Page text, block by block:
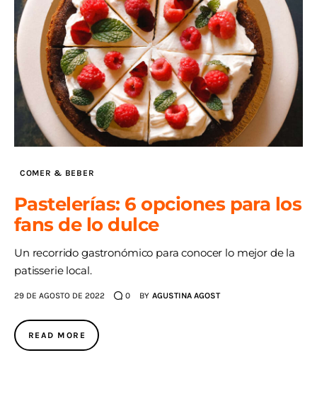
COMER & BEBER
Pastelerías: 6 opciones para los
fans de lo dulce
Un recorrido gastronómico para conocer lo mejor de la
patisserie local.
29 DE AGOSTO DE 2022 0 BY AGUSTINA AGOST
READ MORE